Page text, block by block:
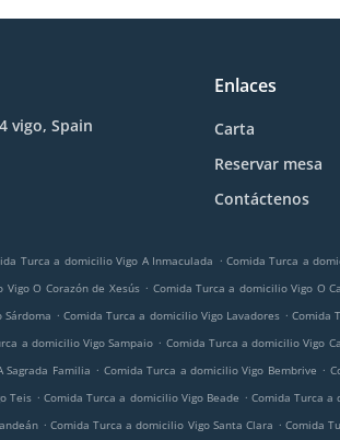
vigo, Spain
Enlaces
Carta
Reservar mesa
Contáctenos
Turca a domicilio Vigo A Inmaculada . Comida Turca a
O Corazón de Xesús . Comida Turca a domicilio Vigo O
Sárdoma . Comida Turca a domicilio Vigo Lavadores . Comida
a domicilio Vigo Sampaio . Comida Turca a domicilio Vigo
Sagrada Familia . Comida Turca a domicilio Vigo Bembrive .
Teis . Comida Turca a domicilio Vigo Beade . Comida Turca a
. Comida Turca a domicilio Vigo Santa Clara . Comida